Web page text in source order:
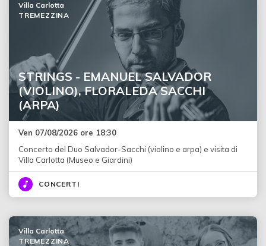
STRINGS - EMANUEL SALVADOR
(VIOLINO), FLORALEDA SACCHI
(ARPA)
Villa Carlotta
TREMEZZINA
Ven 07/08/2026 ore 18:30
Concerto del Duo Salvador-Sacchi (violino e arpa) e visita di
Villa Carlotta (Museo e Giardini)
CONCERTI
Villa Carlotta
TREMEZZINA